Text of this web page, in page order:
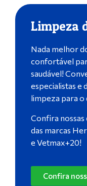
Limpeza
Nada melhor
confortável
saudável!
especialistas e
limpeza para o
Confira
das marcas
e Vetmax+20!
Confira